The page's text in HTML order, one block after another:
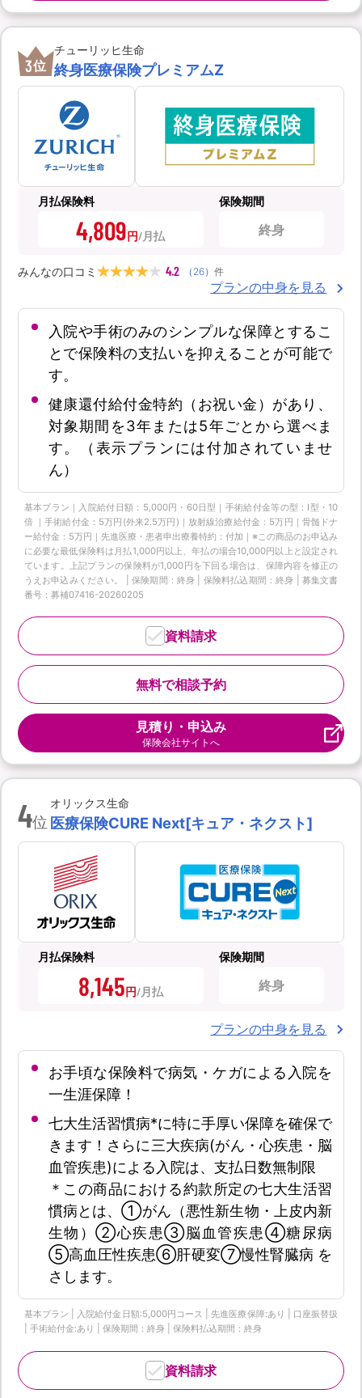
3位
チューリッヒ生命
終身医療保険プレミアムZ
月払保険料
4,809円
保険期間
終身
みんなの口コミ 4.2 （ 26） 件
プランの中身を見る
入院や手術のみのシンプルな保障とするこ
とで保険料の支払いを抑えることが可能で
す。
健康還付給付金特約（お祝い金）があり、
対象期間を3年または5年ごとから選べま
す。（表示プランには付加されていませ
ん）
基本プラン｜入院給付日額：5,000円・60日型｜手術給付金等の型：Ⅰ型・10
倍 ｜手術給付金：5万円(外来2.5万円)｜放射線治療給付金：5万円｜骨髄ドナ
ー給付金：5万円｜先進医療・患者申出療養特約：付加｜※この商品のお申込み
に必要な最低保険料は月払1,000円以上、年払の場合10,000円以上と設定され
ています。上記プランの保険料が1,000円を下回る場合は、保障内容を修正の
うえお申込みください。 | 保険期間：終身 | 保険料払込期間：終身 | 募集文書
番号：募補07416-20260205
無料で相談予約
資料請求
見積り・申込み
保険会社サイトへ
4位
オリックス生命
医療保険CURE Next[キュア・ネクスト]
月払保険料
8,145円
保険期間
終身
プランの中身を見る
お手頃な保険料で病気・ケガによる入院を
一生涯保障！
七大生活習慣病*に特に手厚い保障を確保で
きます！さらに三大疾病(がん・心疾患・脳
血管疾患)による入院は、支払日数無制限
＊この商品における約款所定の七大生活習
慣病とは、①がん（悪性新生物・上皮内新
生物）②心疾患③脳血管疾患④糖尿病
⑤高血圧性疾患⑥肝硬変⑦慢性腎臓病 を
さします。
基本プラン | 入院給付金日額:5,000円コース | 先進医療保障:あり | 口座振替扱
| 手術給付金:あり | 保険期間：終身 | 保険料払込期間：終身
資料請求